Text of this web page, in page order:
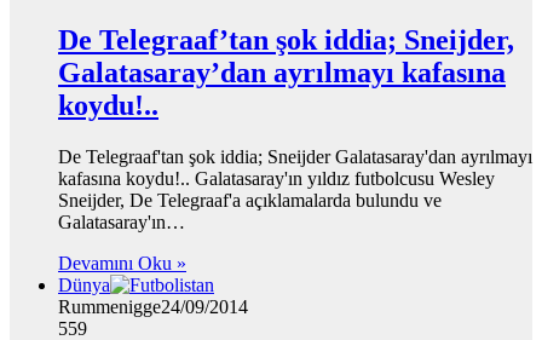
De Telegraaf’tan şok iddia; Sneijder,
Galatasaray’dan ayrılmayı kafasına
koydu!..
De Telegraaf'tan şok iddia; Sneijder Galatasaray'dan ayrılmayı
kafasına koydu!.. Galatasaray'ın yıldız futbolcusu Wesley
Sneijder, De Telegraaf'a açıklamalarda bulundu ve
Galatasaray'ın…
Devamını Oku »
Dünya
Rummenigge24/09/2014
559